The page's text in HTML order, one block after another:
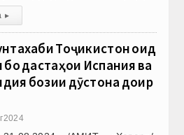
▸
Тоҷикистон оид
бо дастаҳои Испания ва
бозии дӯстона доир
2024